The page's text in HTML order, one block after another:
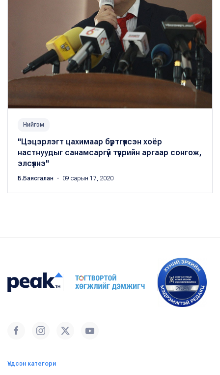
Нийгэм
"Цэцэрлэгт цахимаар бүртгүүлсэн хоёр
настнуудыг санамсаргүй түүврийн аргаар сонгож,
элсүүлнэ"
Б.Баясгалан ・ 09 сарын 17, 2020
Үндсэн категори